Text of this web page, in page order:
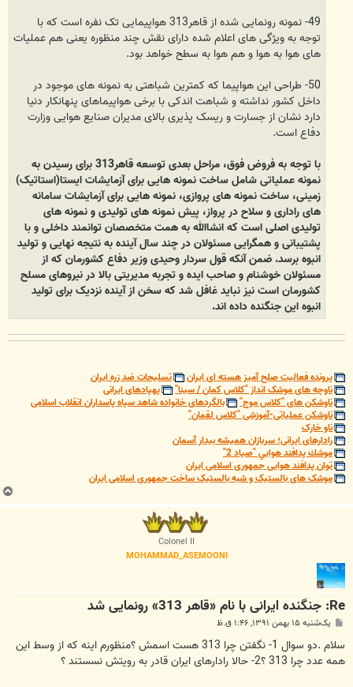
49- نمونه رونمایی شده از قاهر313 هواپیمایی تک نفره است که با
توجه به ویژگی های اعلام شده دارای نقش چند منظوره یعنی هم عملیات
های هوا به هوا و هم هوا به سطح خواهد بود.
50- طراحی این هواپیما که کمترین شباهتی به نمونه های موجود در
داخل کشور نداشته و شباهت اندکی با برخی هواپیماهای پنهانکار دنیا
دارد نشان از جسارت و ریسک پذیری بالای مدیران صنایع هوایی وزارت
دفاع است.
با توجه به فروض فوق، مراحل بعدی توسعه قاهر313 برای رسیدن به
نمونه عملیاتی شامل ساخت نمونه هایی برای آزمایشات ایستا(استاتیک)
زمینی، ساخت نمونه های پروازی، نمونه هایی برای آزمایشات سامانه
های راداری و سلاح در پرواز، پیش نمونه های تولیدی و نمونه های
تولیدی اصلی است که انشاالله به همت متخصصان توانمند داخلی و با
پشتیبانی و همگرایی مسئولان در چند سال آینده به نتیجه نهایی و تولید
انبوه برسد. ضمن آنکه قول سردار وحیدی وزیر دفاع کشورمان که از
مسئولان خوشنام و صاحب ایده و تجربه مدیریتی بالا در نیروهای مسلح
کشورمان است نیز نباید غافل شد که سخن از آینده نزدیک برای تولید
انبوه این جنگنده داده اند.
پرونده فعالیت صلح آمیز هسته ای ایران
تسلیحات ضد زره ایران
ناوچه های موشک انداز "کلاس کمان / سینا"
پهپادهای ایرانی
ناوشکن های "کلاس موج"
بالگردهای خانواده شاهد سپاه پاسداران انقلاب اسلامی
ناوشکن عملیاتی-آموزشی "کلاس لقمان"
ناو خارک
رادارهای ایرانی؛ سربازان همیشه بیدار آسمان
موشك پدافند هوايي "صياد 2"
توان پدافند هوایی جمهوری اسلامی ایران
موشک های بالستیک و شبه بالستیک ساخت جمهوری اسلامی ایران
ب
ا
Colonel II
MOHAMMAD_ASEMOONI
Re: جنگنده ایرانی با نام «قاهر 313» رونمایی شد
پ
ت
یک‌شنبه ۱۵ بهمن ۱۳۹۱, ۱:۴۶ ق.ظ
سلام .دو سوال 1- نگفتن چرا 313 هست اسمش ؟منظورم اینه که از وسط این
همه عدد چرا 313 ؟2- حالا رادارهای ایران قادر به رویتش نسستند ؟